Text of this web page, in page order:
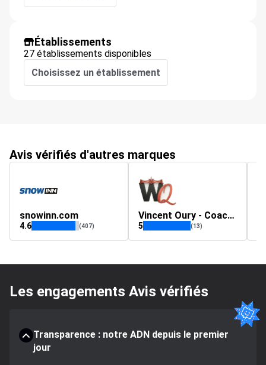
Établissements
27 établissements disponibles
Choisissez un établissement
Avis vérifiés d'autres marques
snowinn.com
4.6 (407)
Vincent Oury - Coach Sportif
5 (13)
Les engagements Avis vérifiés
Transparence : notre ADN depuis le premier
jour